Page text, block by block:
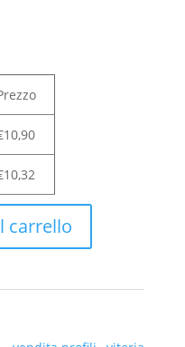
10,90
10,32
carrello